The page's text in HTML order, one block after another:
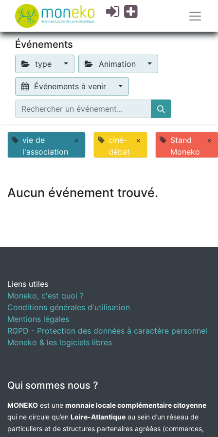
Événements
type Animation
Événements à venir
vie de
l'association
×
ciné-
débat
×
Stand
Moneko
×
Aucun événement trouvé.
Liens utiles
Moneko, c'est quoi ?
Conditions générales d'utilisation
Mentions légales
RGPD - Protection des données à caractère personnel
Moneko & les logiciels libres
Qui sommes nous ?
MONEKO est une monnaie locale complémentaire citoyenne
qui ne circule qu’en Loire-Atlantique au sein d’un réseau de
particuliers et de structures partenaires agréées (commerces,